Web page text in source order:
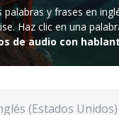
palabras y frases en
Haz clic en una
de audio con